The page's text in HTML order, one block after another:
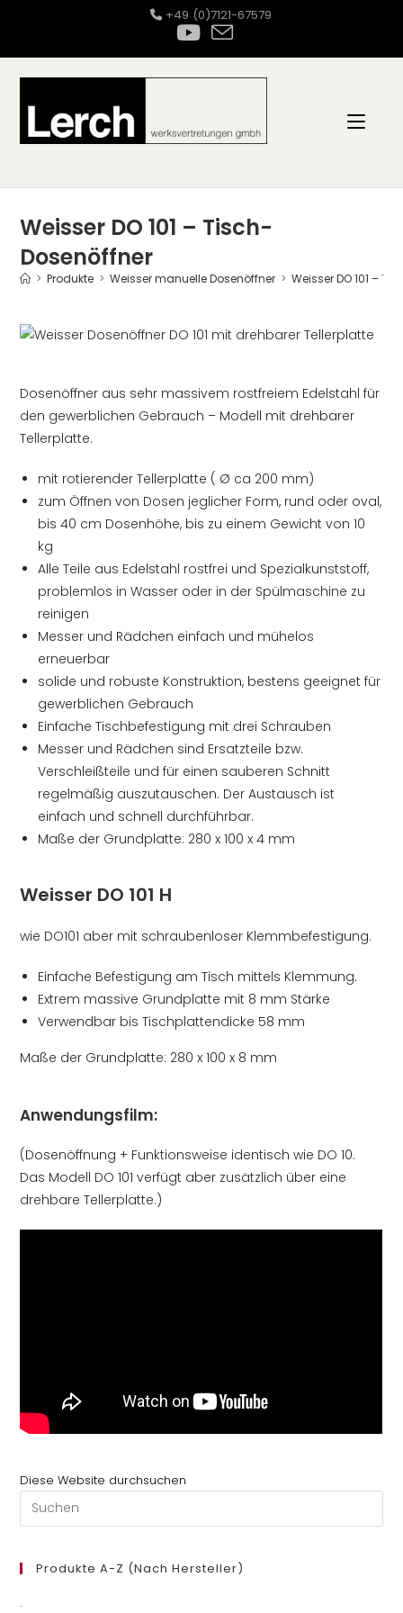
springen
+49 (0)7121-67579
Weisser DO 101 – Tisch-
Dosenöffner
> Produkte > Weisser manuelle Dosenöffner > Weisser DO 101 –
Dosenöffner aus sehr massivem rostfreiem Edelstahl für
den gewerblichen Gebrauch – Modell mit drehbarer
Tellerplatte.
mit rotierender Tellerplatte ( Ø ca 200 mm)
zum Öffnen von Dosen jeglicher Form, rund oder oval,
bis 40 cm Dosenhöhe, bis zu einem Gewicht von 10
kg
Alle Teile aus Edelstahl rostfrei und Spezialkunststoff,
problemlos in Wasser oder in der Spülmaschine zu
reinigen
Messer und Rädchen einfach und mühelos
erneuerbar
solide und robuste Konstruktion, bestens geeignet für
gewerblichen Gebrauch
Einfache Tischbefestigung mit drei Schrauben
Messer und Rädchen sind Ersatzteile bzw.
Verschleißteile und für einen sauberen Schnitt
regelmäßig auszutauschen. Der Austausch ist
einfach und schnell durchführbar.
Maße der Grundplatte: 280 x 100 x 4 mm
Weisser DO 101 H
wie DO101 aber mit schraubenloser Klemmbefestigung.
Einfache Befestigung am Tisch mittels Klemmung.
Extrem massive Grundplatte mit 8 mm Stärke
Verwendbar bis Tischplattendicke 58 mm
Maße der Grundplatte: 280 x 100 x 8 mm
Anwendungsfilm:
(Dosenöffnung + Funktionsweise identisch wie DO 10.
Das Modell DO 101 verfügt aber zusätzlich über eine
drehbare Tellerplatte.)
Diese Website durchsuchen
Produkte A-Z (nach Hersteller)
.